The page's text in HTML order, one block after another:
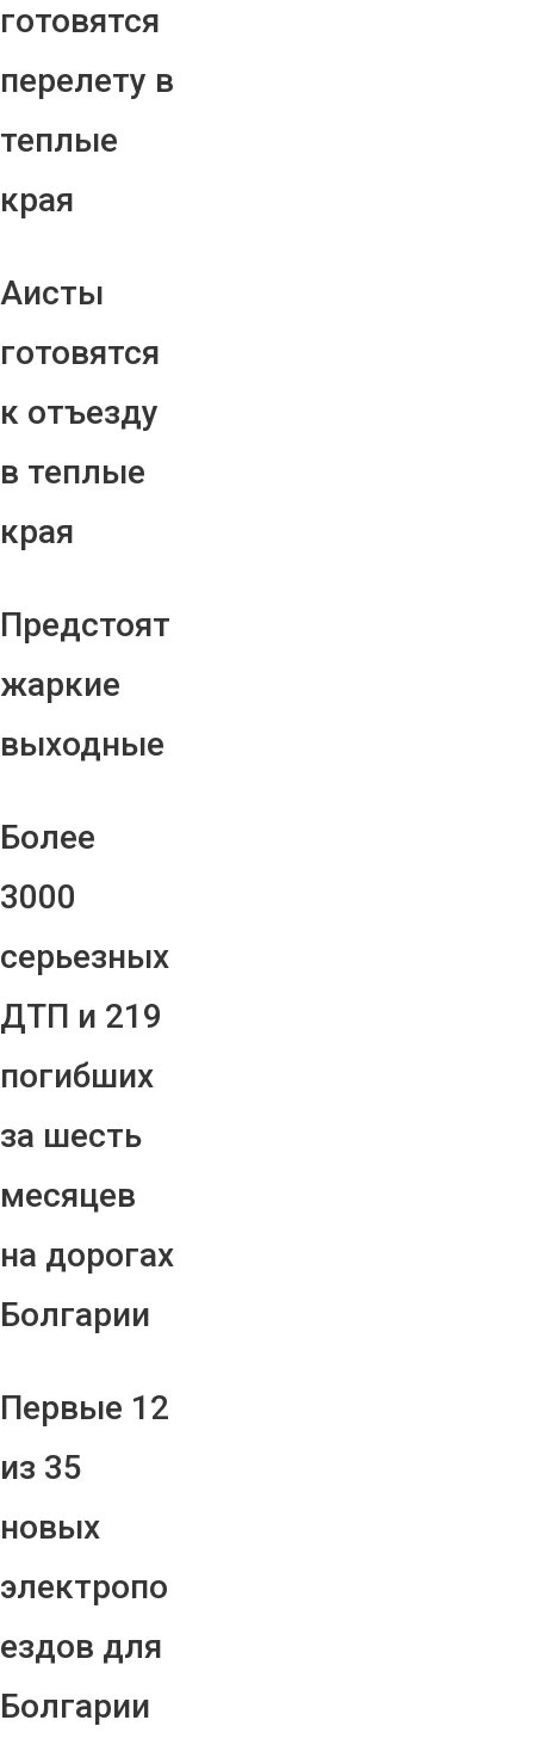
готовятся
перелету в
теплые
края
Аисты
готовятся
к отъезду
в теплые
края
Предстоят
жаркие
выходные
Более
3000
серьезных
ДТП и 219
погибших
за шесть
месяцев
на дорогах
Болгарии
Первые 12
из 35
новых
электропо
ездов для
Болгарии